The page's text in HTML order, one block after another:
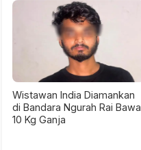
Wistawan India Diamankan
di Bandara Ngurah Rai Bawa
10 Kg Ganja